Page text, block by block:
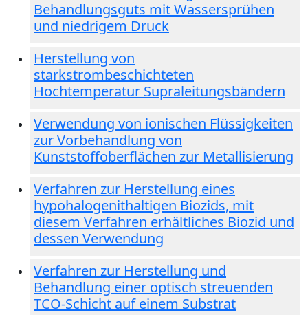
Behandlungsguts mit Wassersprühen
und niedrigem Druck
Herstellung von
starkstrombeschichteten
Hochtemperatur Supraleitungsbändern
Verwendung von ionischen Flüssigkeiten
zur Vorbehandlung von
Kunststoffoberflächen zur Metallisierung
Verfahren zur Herstellung eines
hypohalogenithaltigen Biozids, mit
diesem Verfahren erhältliches Biozid und
dessen Verwendung
Verfahren zur Herstellung und
Behandlung einer optisch streuenden
TCO-Schicht auf einem Substrat